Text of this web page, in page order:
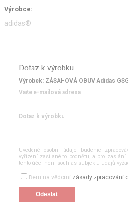
Výrobce:
adidas®
Dotaz k výrobku
Výrobek: ZÁSAHOVÁ OBUV Adidas
Vaše e-mailová adresa
Dotaz k výrobku
Uvedené osobní údaje budeme
vyřízení zasílaného podnětu, a pro
tento účel není souhlas subjektu údajů
Beru na vědomí zásady zpracování